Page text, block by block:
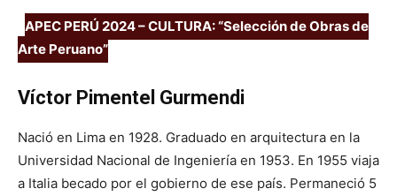
APEC PERÚ 2024 – CULTURA: “Selección de Obras de
Arte Peruano”
Víctor Pimentel Gurmendi
Nació en Lima en 1928. Graduado en arquitectura en la
Universidad Nacional de Ingeniería en 1953. En 1955 viaja
a Italia becado por el gobierno de ese país. Permaneció 5